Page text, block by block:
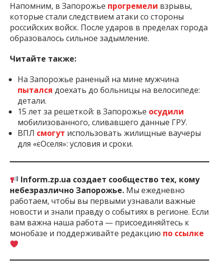
Напомним, в Запорожье прогремели взрывы,
которые стали следствием атаки со стороны
российских войск. После ударов в пределах города
образовалось сильное задымление.
Читайте также:
На Запорожье раненый на мине мужчина
пытался доехать до больницы на велосипеде:
детали.
15 лет за решеткой: в Запорожье осудили
мобилизованного, сливавшего данные ГРУ.
ВПЛ смогут использовать жилищные ваучеры
для «єОселя»: условия и сроки.
Inform.zp.ua создает сообщество тех, кому
небезразлично Запорожье. Мы ежедневно
работаем, чтобы вы первыми узнавали важные
новости и знали правду о событиях в регионе. Если
вам важна наша работа — присоединяйтесь к
монобазе и поддерживайте редакцию по ссылке